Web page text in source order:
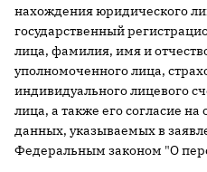
нахождения юридического
государственный
лица, фамилия, имя и
уполномоченного лица,
индивидуального лицевого
лица, а также его согласие
данных, указываемых в
Федеральным законом "О